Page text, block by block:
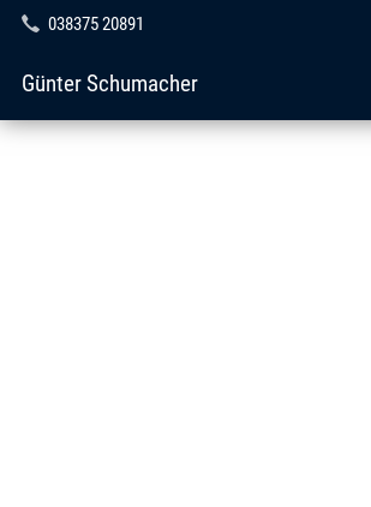
038375 20891
Günter Schumacher